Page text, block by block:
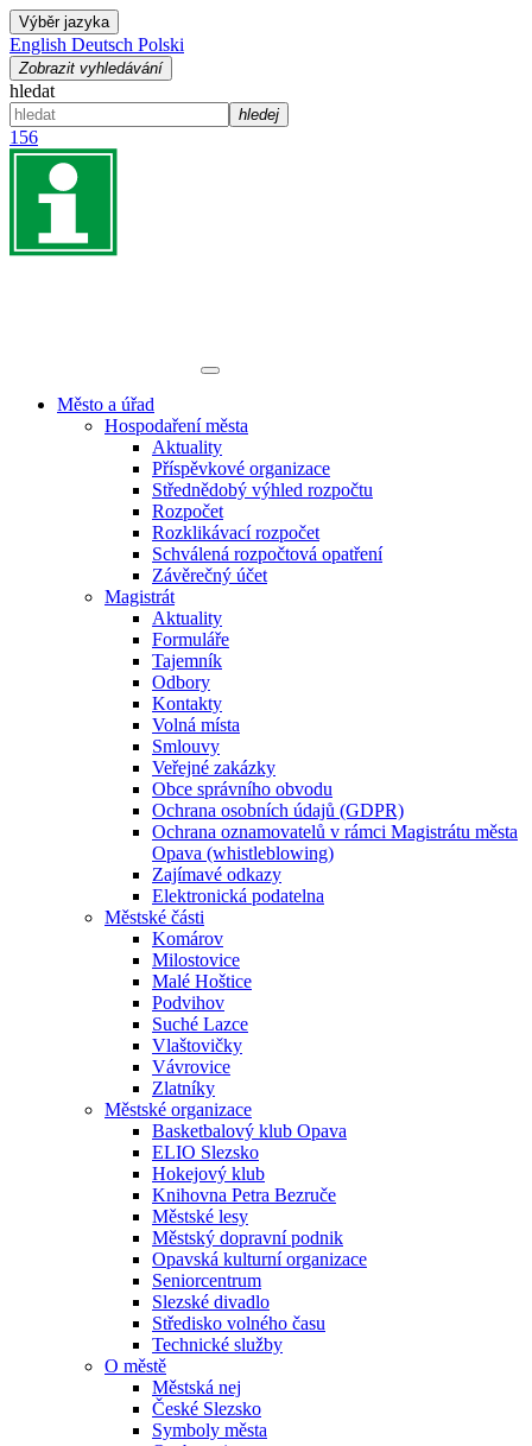
Výběr jazyka
English Deutsch Polski
Zobrazit vyhledávání
hledat
hledej
156
Město a úřad
Hospodaření města
Aktuality
Příspěvkové organizace
Střednědobý výhled rozpočtu
Rozpočet
Rozklikávací rozpočet
Schválená rozpočtová opatření
Závěrečný účet
Magistrát
Aktuality
Formuláře
Tajemník
Odbory
Kontakty
Volná místa
Smlouvy
Veřejné zakázky
Obce správního obvodu
Ochrana osobních údajů (GDPR)
Ochrana oznamovatelů v rámci Magistrátu města
Opava (whistleblowing)
Zajímavé odkazy
Elektronická podatelna
Městské části
Komárov
Milostovice
Malé Hoštice
Podvihov
Suché Lazce
Vlaštovičky
Vávrovice
Zlatníky
Městské organizace
Basketbalový klub Opava
ELIO Slezsko
Hokejový klub
Knihovna Petra Bezruče
Městské lesy
Městský dopravní podnik
Opavská kulturní organizace
Seniorcentrum
Slezské divadlo
Středisko volného času
Technické služby
O městě
Městská nej
České Slezsko
Symboly města